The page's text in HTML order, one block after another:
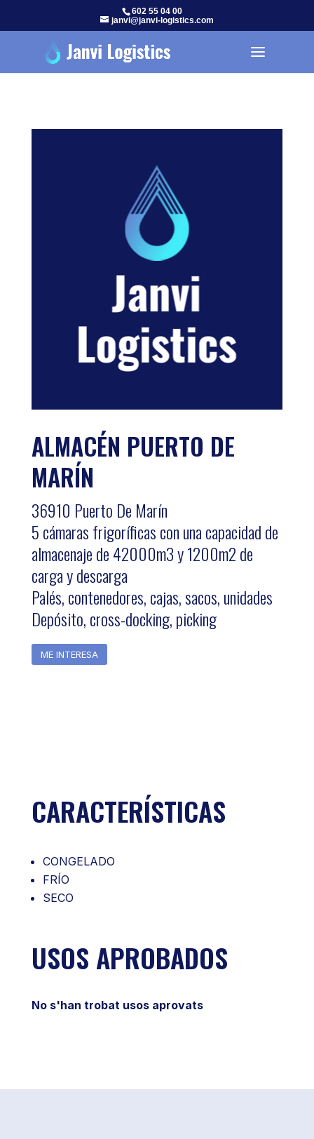
602 55 04 00
janvi@janvi-logistics.com
ALMACÉN PUERTO DE
MARÍN
36910 Puerto De Marín
5 cámaras frigoríficas con una capacidad de
almacenaje de 42000m3 y 1200m2 de
carga y descarga
Palés, contenedores, cajas, sacos, unidades
Depósito, cross-docking, picking
ME INTERESA
CARACTERÍSTICAS
CONGELADO
FRÍO
SECO
USOS APROBADOS
No s'han trobat usos aprovats